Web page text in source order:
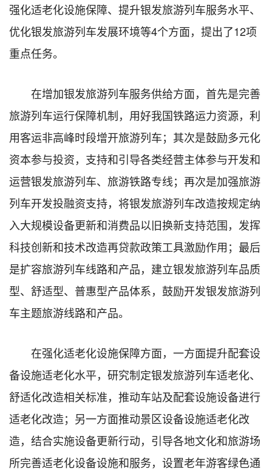
强化适老化设施保障、提升银发旅游列车服务水平、
优化银发旅游列车发展环境等4个方面，提出了12项
重点任务。
在增加银发旅游列车服务供给方面，首先是完善
旅游列车运行保障机制，用好我国铁路运力资源，利
用客运非高峰时段增开旅游列车；其次是鼓励多元化
资本参与投资，支持和引导各类经营主体参与开发和
运营银发旅游列车、旅游铁路专线；再次是加强旅游
列车开发投融资支持，将银发旅游列车改造按规定纳
入大规模设备更新和消费品以旧换新支持范围，发挥
科技创新和技术改造再贷款政策工具激励作用；最后
是扩容旅游列车线路和产品，建立银发旅游列车品质
型、舒适型、普惠型产品体系，鼓励开发银发旅游列
车主题旅游线路和产品。
在强化适老化设施保障方面，一方面提升配套设
备设施适老化水平，研究制定银发旅游列车适老化、
舒适化改造相关标准，推动车站及配套设施设备进行
适老化改造；另一方面推动景区设备设施适老化改
造，结合实施设备更新行动，引导各地文化和旅游场
所完善适老化设备设施和服务，设置老年游客绿色通